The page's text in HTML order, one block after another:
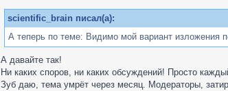
scientific_brain писал(а):
А теперь по теме: Видимо мой вариант изложения
А давайте так!
Ни каких споров, ни каких обсуждений! Просто
Зуб даю, тема умрёт через месяц. Модераторы,